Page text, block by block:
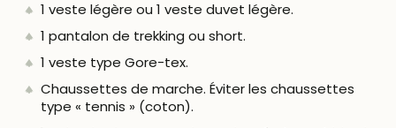
1 veste légère ou 1 veste duvet légère.
1 pantalon de trekking ou short.
1 veste type Gore-tex.
Chaussettes de marche. Éviter les chaussettes
type « tennis » (coton).